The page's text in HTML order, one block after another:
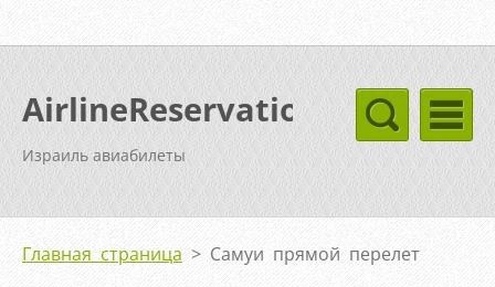
AirlineReservation
Израиль авиабилеты
Главная страница > Самуи прямой перелет